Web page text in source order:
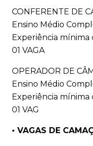
CONFERENTE DE
Ensino Médio
Experiência mínima
01 VAGA
OPERADOR DE
Ensino Médio
Experiência mínima
01 VAG
• VAGAS DE